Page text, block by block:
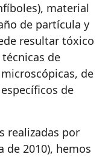
material
de partícula y
resultar tóxico
de
de
de
realizadas por
de 2010), hemos